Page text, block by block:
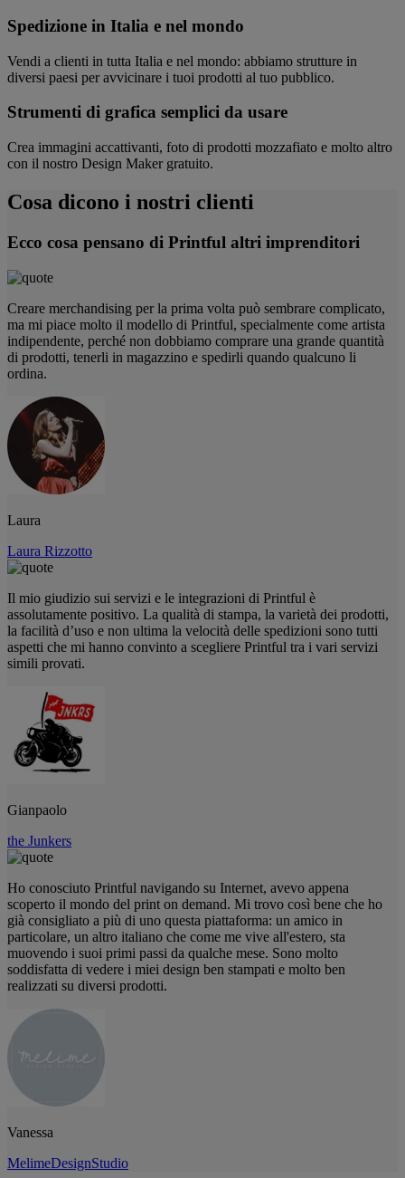
Spedizione in Italia e nel mondo
Vendi a clienti in tutta Italia e nel mondo: abbiamo strutture in
diversi paesi per avvicinare i tuoi prodotti al tuo pubblico.
Strumenti di grafica semplici da usare
Crea immagini accattivanti, foto di prodotti mozzafiato e molto altro
con il nostro Design Maker gratuito.
Cosa dicono i nostri clienti
Ecco cosa pensano di Printful altri imprenditori
Creare merchandising per la prima volta può sembrare complicato,
ma mi piace molto il modello di Printful, specialmente come artista
indipendente, perché non dobbiamo comprare una grande quantità
di prodotti, tenerli in magazzino e spedirli quando qualcuno li
ordina.
Laura
Laura Rizzotto
Il mio giudizio sui servizi e le integrazioni di Printful è
assolutamente positivo. La qualità di stampa, la varietà dei prodotti,
la facilità d’uso e non ultima la velocità delle spedizioni sono tutti
aspetti che mi hanno convinto a scegliere Printful tra i vari servizi
simili provati.
Gianpaolo
the Junkers
Ho conosciuto Printful navigando su Internet, avevo appena
scoperto il mondo del print on demand. Mi trovo così bene che ho
già consigliato a più di uno questa piattaforma: un amico in
particolare, un altro italiano che come me vive all'estero, sta
muovendo i suoi primi passi da qualche mese. Sono molto
soddisfatta di vedere i miei design ben stampati e molto ben
realizzati su diversi prodotti.
Vanessa
MelimeDesignStudio